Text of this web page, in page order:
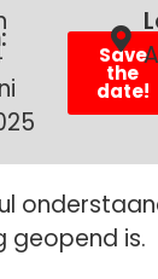
Save
the
date!
geopend is.